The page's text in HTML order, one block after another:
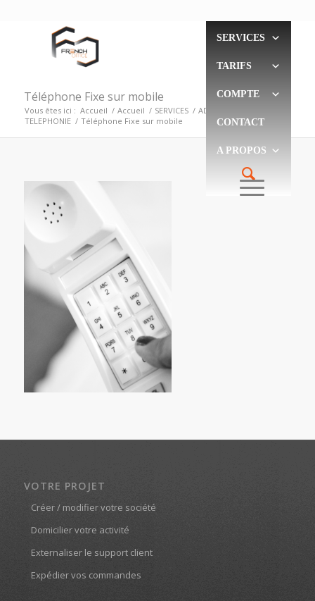
SERVICES
TARIFS
COMPTE
CONTACT
A PROPOS
Téléphone Fixe sur mobile
Vous êtes ici : Accueil / Accueil / SERVICES / ADMINISTRATION
TELEPHONIE / Téléphone Fixe sur mobile
VOTRE PROJET
Créer / modifier votre société
Domicilier votre activité
Externaliser le support client
Expédier vos commandes